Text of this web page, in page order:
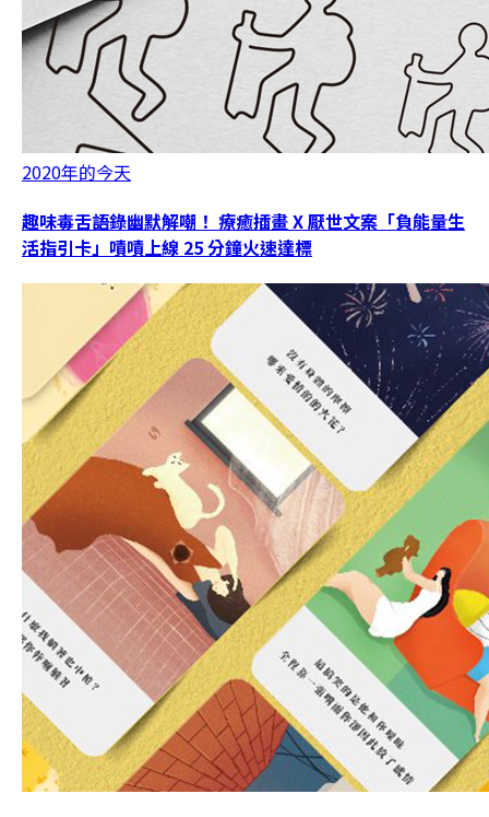
2020年的今天
趣味毒舌語錄幽默解嘲！ 療癒插畫 X 厭世文案「負能量生
活指引卡」嘖嘖上線 25 分鐘火速達標